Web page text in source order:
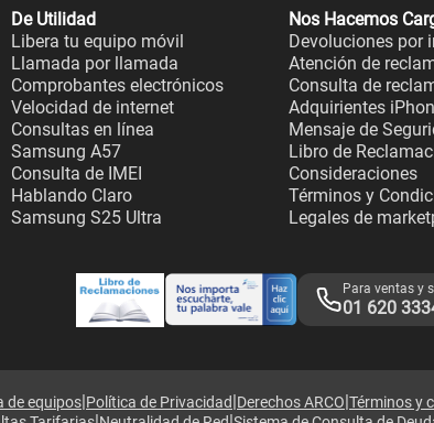
De Utilidad
Libera tu equipo móvil
Llamada por llamada
Comprobantes electrónicos
Velocidad de internet
Consultas en línea
Samsung A57
Consulta de IMEI
Hablando Claro
Samsung S25 Ultra
Nos Hacemos
Devoluciones por
Atención de
Consulta de
Adquirientes
Mensaje de
Libro de
Consideraciones
Términos y
Legales de
Para ventas y
01 620
de equipos|Política de Privacidad|Derechos ARCO|Términos y